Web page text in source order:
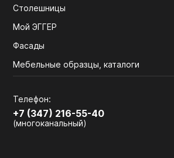
Столешницы
Мой ЭГГЕР
Фасады
Мебельные образцы, каталоги
Телефон:
+7 (347) 216-55-40
(многоканальный)